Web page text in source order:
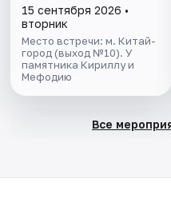
15 сентября 2026 •
вторник
Место встречи: м. Китай-
город (выход №10). У
памятника Кириллу и
Мефодию
Все